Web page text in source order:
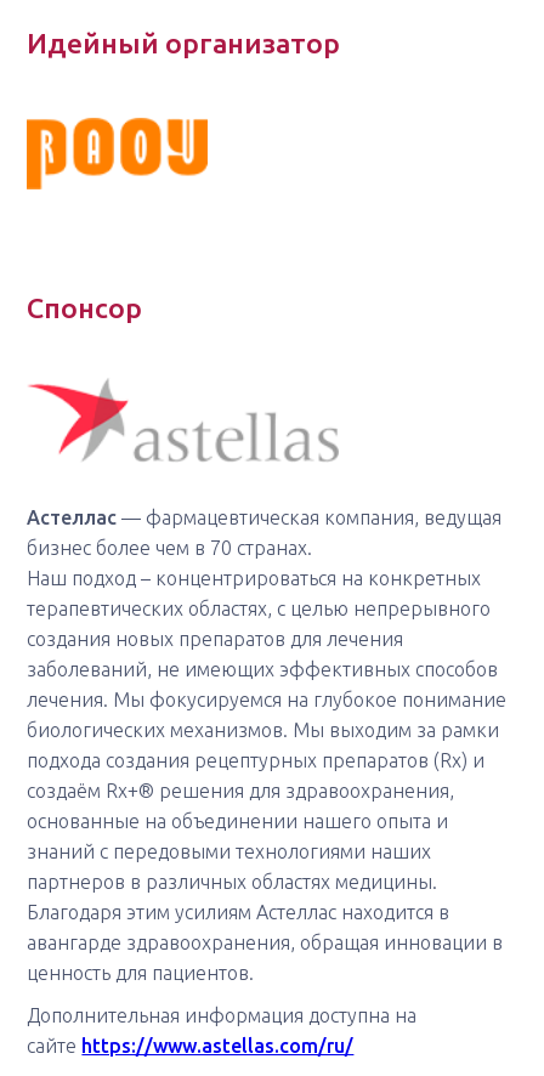
Идейный организатор
Спонсор
Астеллас — фармацевтическая компания, ведущая
бизнес более чем в 70 странах.
Наш подход – концентрироваться на конкретных
терапевтических областях, с целью непрерывного
создания новых препаратов для лечения
заболеваний, не имеющих эффективных способов
лечения. Мы фокусируемся на глубокое понимание
биологических механизмов. Мы выходим за рамки
подхода создания рецептурных препаратов (Rx) и
создаём Rx+® решения для здравоохранения,
основанные на объединении нашего опыта и
знаний с передовыми технологиями наших
партнеров в различных областях медицины.
Благодаря этим усилиям Астеллас находится в
авангарде здравоохранения, обращая инновации в
ценность для пациентов.
Дополнительная информация доступна на
сайте https://www.astellas.com/ru/